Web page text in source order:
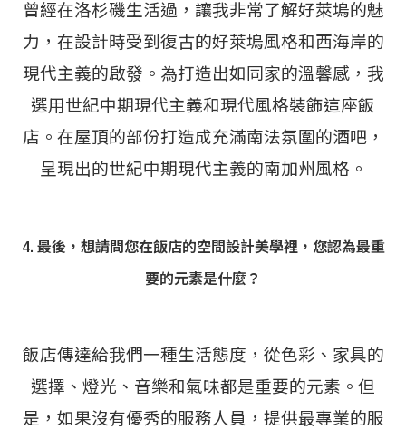
曾經在洛杉磯生活過，讓我非常了解好萊塢的魅
力，在設計時受到復古的好萊塢風格和西海岸的
現代主義的啟發。為打造出如同家的溫馨感，我
選用世紀中期現代主義和現代風格裝飾這座飯
店。在屋頂的部份打造成充滿南法氛圍的酒吧，
呈現出的世紀中期現代主義的南加州風格。
4. 最後，想請問您在飯店的空間設計美學裡，您認為最重
要的元素是什麼？
飯店傳達給我們一種生活態度，從色彩、家具的
選擇、燈光、音樂和氣味都是重要的元素。但
是，如果沒有優秀的服務人員，提供最專業的服